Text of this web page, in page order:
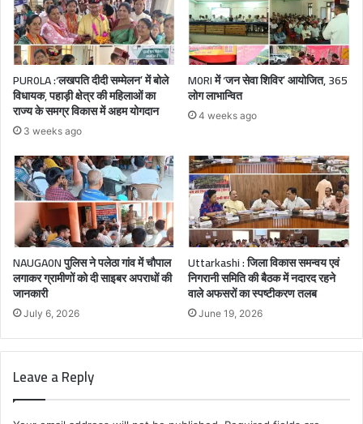
PUR0LA :‘लखपति दीदी सम्मेलन’ में बोले
विधायक, पहाड़ी क्षेत्र की महिलाओं का
राज्य के समग्र विकास में अहम योगदान
3 weeks ago
M0RI में ‘जन सेवा शिविर’ आयोजित, 365
लोग लाभान्वित
4 weeks ago
NAUGA0N पुलिस ने पलेठा गांव में चौपाल
लगाकर ग्रामीणों को दी साइबर अपराधों की
जानकारी
July 6, 2026
Uttarkashi : जिला विकास समन्वय एवं
निगरानी समिति की बैठक में नदारद रहने
वाले अफसरों का स्पष्टीकरण तलब
June 19, 2026
Leave a Reply